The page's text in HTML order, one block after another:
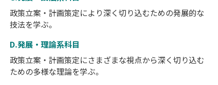
政策立案・計画策定により深く切り込むための発展的な
技法を学ぶ。
D.発展・理論系科目
政策立案・計画策定にさまざまな視点から深く切り込む
ための多様な理論を学ぶ。